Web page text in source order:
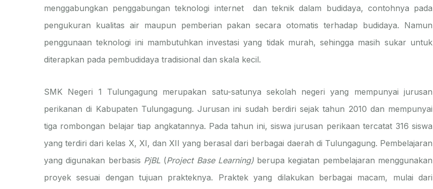
menggabungkan penggabungan teknologi internet dan teknik dalam budidaya, contohnya pada
pengukuran kualitas air maupun pemberian pakan secara otomatis terhadap budidaya. Namun
penggunaan teknologi ini mambutuhkan investasi yang tidak murah, sehingga masih sukar untuk
diterapkan pada pembudidaya tradisional dan skala kecil.
SMK Negeri 1 Tulungagung merupakan satu-satunya sekolah negeri yang mempunyai jurusan
perikanan di Kabupaten Tulungagung. Jurusan ini sudah berdiri sejak tahun 2010 dan mempunyai
tiga rombongan belajar tiap angkatannya. Pada tahun ini, siswa jurusan perikaan tercatat 316 siswa
yang terdiri dari kelas X, XI, dan XII yang berasal dari berbagai daerah di Tulungagung. Pembelajaran
yang digunakan berbasis PjBL(Project Base Learning)berupa kegiatan pembelajaran menggunakan
proyek sesuai dengan tujuan prakteknya. Praktek yang dilakukan berbagai macam, mulai dari